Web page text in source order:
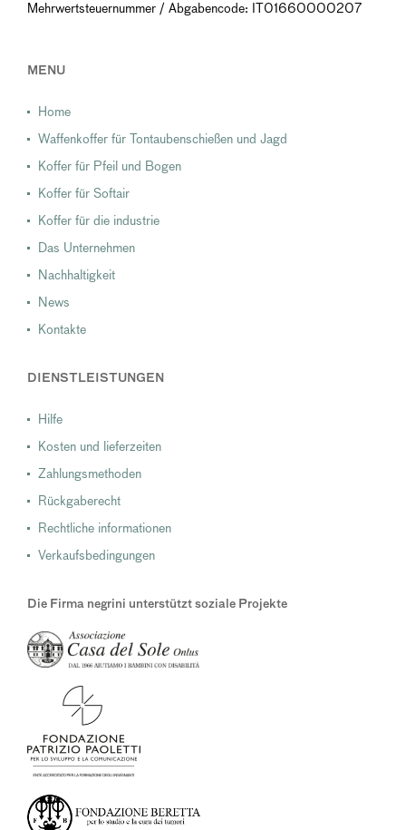
Mehrwertsteuernummer / Abgabencode: IT01660000207
MENU
Home
Waffenkoffer für Tontaubenschießen und Jagd
Koffer für Pfeil und Bogen
Koffer für Softair
Koffer für die industrie
Das Unternehmen
Nachhaltigkeit
News
Kontakte
DIENSTLEISTUNGEN
Hilfe
Kosten und lieferzeiten
Zahlungsmethoden
Rückgaberecht
Rechtliche informationen
Verkaufsbedingungen
Die Firma negrini unterstützt soziale Projekte